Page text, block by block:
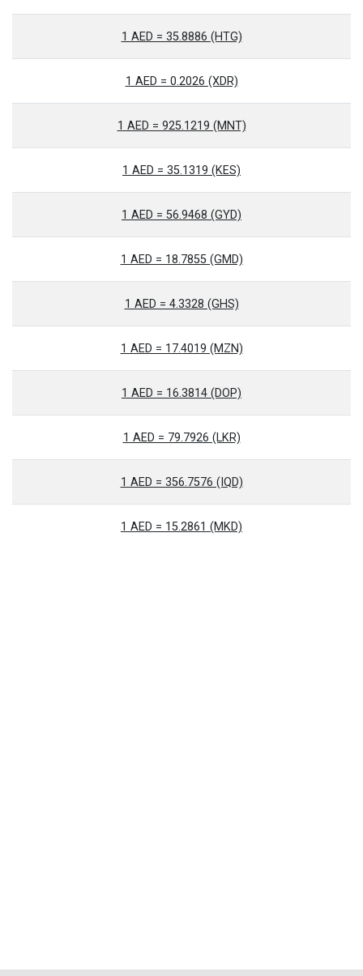
1 AED = 35.8886 (HTG)
1 AED = 0.2026 (XDR)
1 AED = 925.1219 (MNT)
1 AED = 35.1319 (KES)
1 AED = 56.9468 (GYD)
1 AED = 18.7855 (GMD)
1 AED = 4.3328 (GHS)
1 AED = 17.4019 (MZN)
1 AED = 16.3814 (DOP)
1 AED = 79.7926 (LKR)
1 AED = 356.7576 (IQD)
1 AED = 15.2861 (MKD)